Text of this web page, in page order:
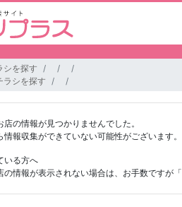
シを探す
ラシを探す
の情報が見つかりませんでした。
報収集ができていない可能性がございます。
いる方へ
の情報が表示されない場合は、お手数ですが「